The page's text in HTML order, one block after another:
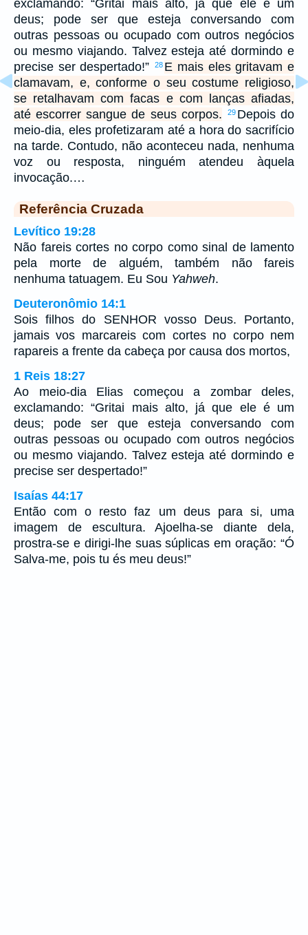
exclamando: “Gritai mais alto, já que ele é um
deus; pode ser que esteja conversando com
outras pessoas ou ocupado com outros negócios
ou mesmo viajando. Talvez esteja até dormindo e
precise ser despertado!”
28 E mais eles gritavam e
clamavam, e, conforme o seu costume religioso,
se retalhavam com facas e com lanças afiadas,
até escorrer sangue de seus corpos.
29 Depois do
meio-dia, eles profetizaram até a hora do sacrifício
na tarde. Contudo, não aconteceu nada, nenhuma
voz ou resposta, ninguém atendeu àquela
invocação.…
Referência Cruzada
Levítico 19:28
Não fareis cortes no corpo como sinal de lamento
pela morte de alguém, também não fareis
nenhuma tatuagem. Eu Sou Yahweh.
Deuteronômio 14:1
Sois filhos do SENHOR vosso Deus. Portanto,
jamais vos marcareis com cortes no corpo nem
rapareis a frente da cabeça por causa dos mortos,
1 Reis 18:27
Ao meio-dia Elias começou a zombar deles,
exclamando: “Gritai mais alto, já que ele é um
deus; pode ser que esteja conversando com
outras pessoas ou ocupado com outros negócios
ou mesmo viajando. Talvez esteja até dormindo e
precise ser despertado!”
Isaías 44:17
Então com o resto faz um deus para si, uma
imagem de escultura. Ajoelha-se diante dela,
prostra-se e dirigi-lhe suas súplicas em oração: “Ó
Salva-me, pois tu és meu deus!”